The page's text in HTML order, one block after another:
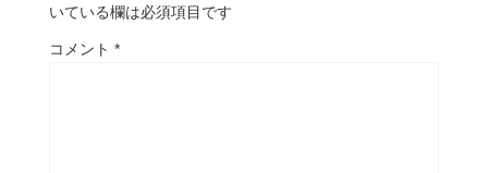
いている欄は必須項目です
コメント *